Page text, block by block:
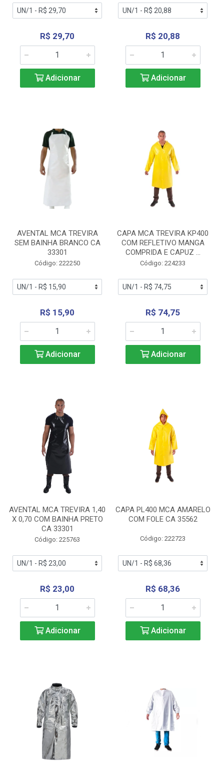
R$ 29,70
Adicionar
R$ 20,88
Adicionar
AVENTAL MCA TREVIRA
SEM BAINHA BRANCO CA
33301
Código: 222250
R$ 15,90
Adicionar
CAPA MCA TREVIRA KP400
COM REFLETIVO MANGA
COMPRIDA E CAPUZ ...
Código: 224233
R$ 74,75
Adicionar
AVENTAL MCA TREVIRA 1,40
X 0,70 COM BAINHA PRETO
CA 33301
Código: 225763
R$ 23,00
Adicionar
CAPA PL400 MCA AMARELO
COM FOLE CA 35562
Código: 222723
R$ 68,36
Adicionar